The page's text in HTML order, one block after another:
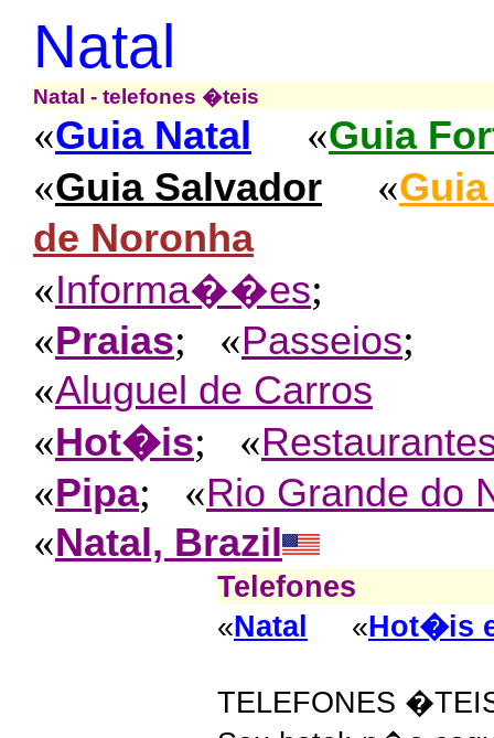
Natal
Natal - telefones �teis
«Guia Natal «Guia
«Guia Salvador «
de Noronha
«Informa��es;
«Praias; «Passeios;
«Aluguel de Carros
«Hot�is; «
«Pipa; «Rio Grande do
«Natal, Brazil
Telefones
«Natal «Hot�is
TELEFONES